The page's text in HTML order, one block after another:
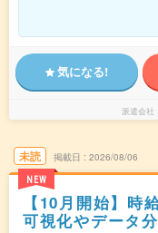
気になる!
派遣会社
未読
NEW
掲載日 2026/08/06
【10月開始】時
可視化やデータ